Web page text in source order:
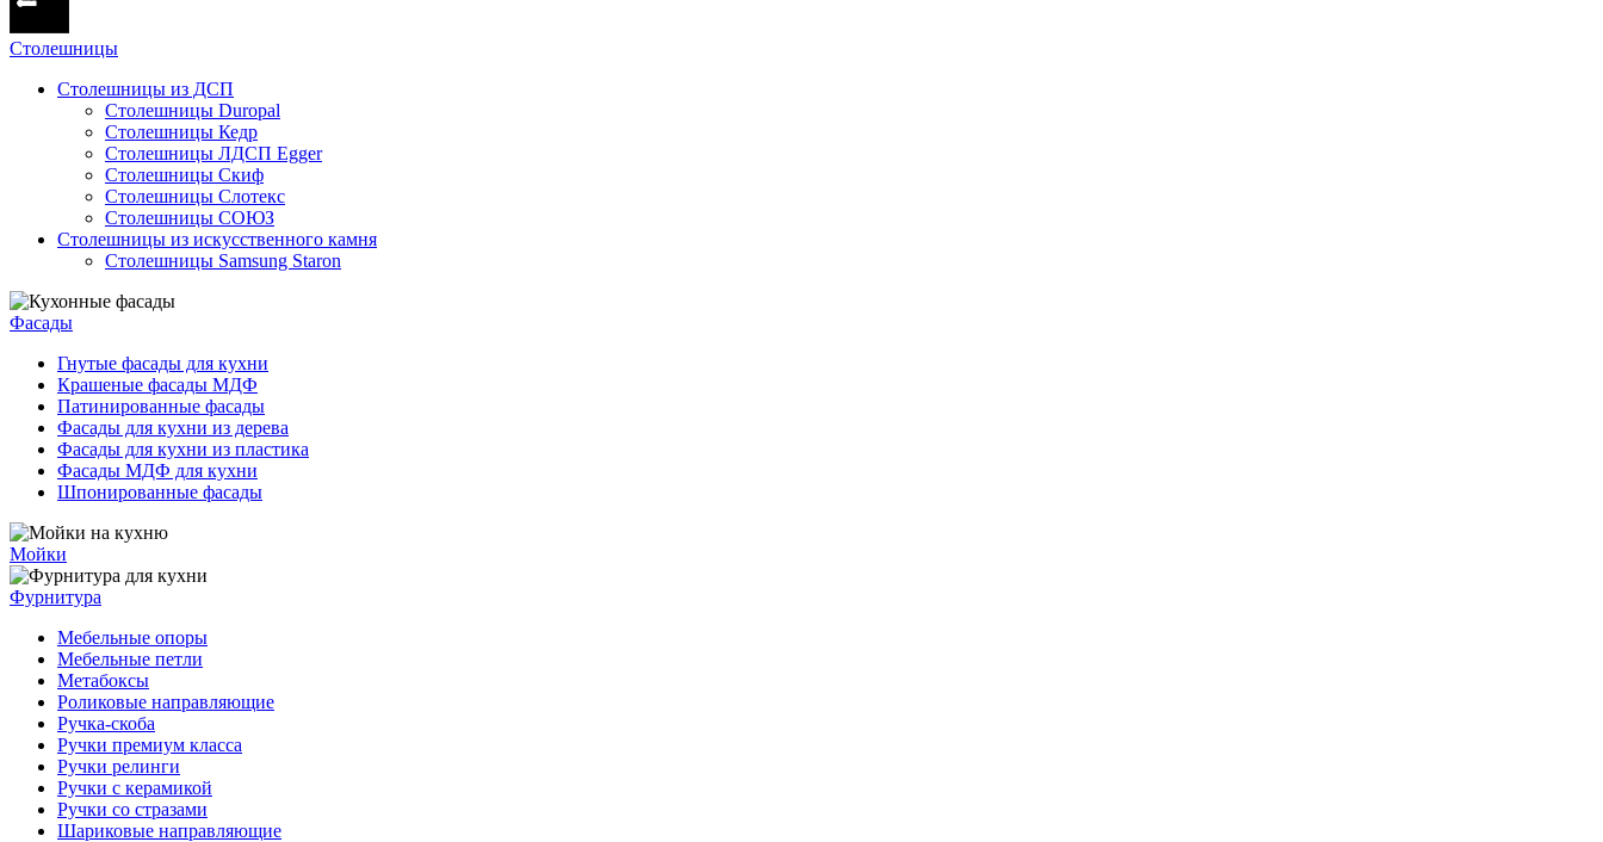
Cтолешницы
Столешницы из ДСП
Столешницы Duropal
Столешницы Кедр
Столешницы ЛДСП Egger
Столешницы Скиф
Столешницы Слотекс
Столешницы СОЮЗ
Столешницы из искусственного камня
Столешницы Samsung Staron
Фасады
Гнутые фасады для кухни
Крашеные фасады МДФ
Патинированные фасады
Фасады для кухни из дерева
Фасады для кухни из пластика
Фасады МДФ для кухни
Шпонированные фасады
Мойки
Фурнитура
Мебельные опоры
Мебельные петли
Метабоксы
Роликовые направляющие
Ручка-скоба
Ручки премиум класса
Ручки релинги
Ручки с керамикой
Ручки со стразами
Шариковые направляющие